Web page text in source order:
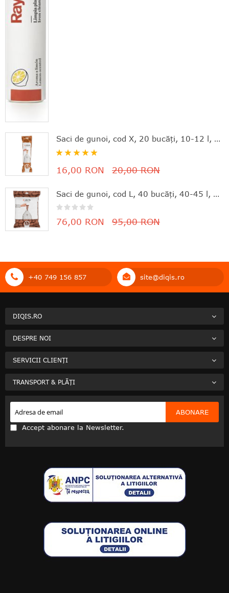
Saci de gunoi, cod X, 20 bucăţi, 10-12 l, Brabantia - 8710755116728
Rating:
16,00 RON 20,00 RON
Saci de gunoi, cod L, 40 bucăţi, 40-45 l, Brabantia - 8710755138645
76,00 RON 95,00 RON
+40 749 156 857 site@diqis.ro
DIQIS.RO
DESPRE NOI
SERVICII CLIENȚI
TRANSPORT & PLĂȚI
ABONARE
Accept abonare la Newsletter.